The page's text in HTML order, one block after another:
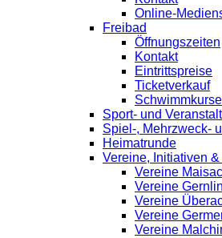
Online-
Freibad
Öffnungszeiten
Kontakt
Eintrittspreise
Ticketverkauf
Schwimmkurse
Sport- und
Spiel-, Mehrzweck-
Heimatrunde
Vereine, Initiativen
Vereine
Vereine
Vereine
Vereine
Vereine